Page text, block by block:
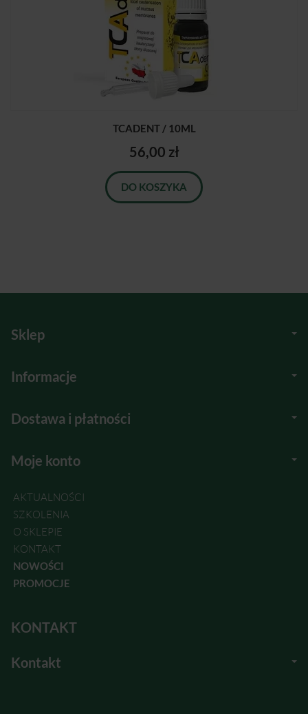
TCADENT / 10ML
56,00 zł
DO KOSZYKA
Sklep
Informacje
Dostawa i płatności
Moje konto
AKTUALNOŚCI
SZKOLENIA
O SKLEPIE
KONTAKT
NOWOŚCI
PROMOCJE
KONTAKT
Kontakt